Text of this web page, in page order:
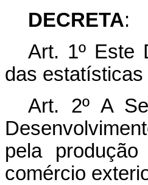
DECRETA:
Art. 1º Este
das
Art. 2º A
pela
comércio